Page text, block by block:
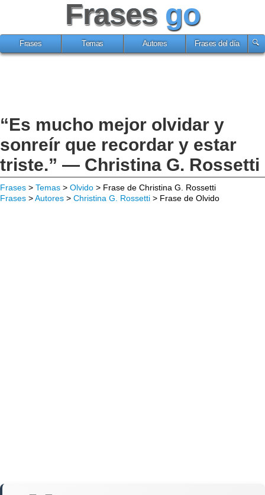
Frases go
Frases Temas Autores Frases del día
“Es mucho mejor olvidar y
sonreír que recordar y estar
triste.” — Christina G. Rossetti
Frases > Temas > Olvido > Frase de Christina G. Rossetti
Frases >Autores > Christina G. Rossetti > Frase de Olvido